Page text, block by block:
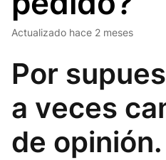
Actualizado hace 2 meses
Por
a veces
de opinión.